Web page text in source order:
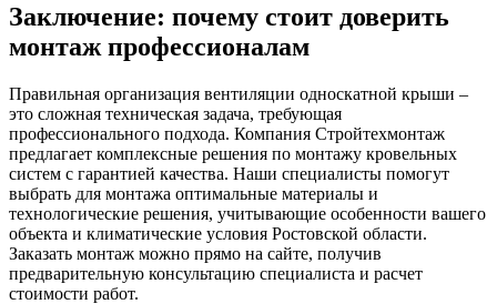
Заключение: почему стоит доверить
монтаж профессионалам
Правильная организация вентиляции односкатной крыши –
это сложная техническая задача, требующая
профессионального подхода. Компания Стройтехмонтаж
предлагает комплексные решения по монтажу кровельных
систем с гарантией качества. Наши специалисты помогут
выбрать для монтажа оптимальные материалы и
технологические решения, учитывающие особенности вашего
объекта и климатические условия Ростовской области.
Заказать монтаж можно прямо на сайте, получив
предварительную консультацию специалиста и расчет
стоимости работ.